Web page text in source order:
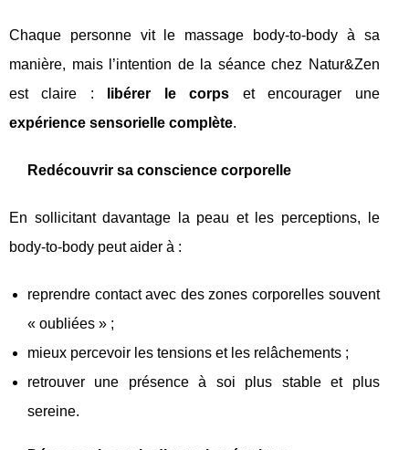
Chaque personne vit le massage body-to-body à sa
manière, mais l’intention de la séance chez Natur&Zen
est claire :
libérer le corps et encourager une
expérience sensorielle complète.
Redécouvrir sa conscience corporelle
En sollicitant davantage la peau et les perceptions, le
body-to-body peut aider à :
reprendre contact avec des zones corporelles souvent
« oubliées » ;
mieux percevoir les tensions et les relâchements ;
retrouver une présence à soi plus stable et plus
sereine.